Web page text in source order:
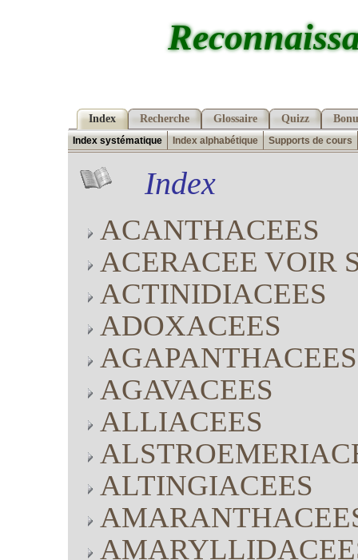
Index Recherche Glossaire Quizz
Index systématique Index alphabétique Supports de cours
Index
ACANTHACEES
ACERACEE VOIR
ACTINIDIACEES
ADOXACEES
AGAPANTHACEES
AGAVACEES
ALLIACEES
ALTINGIACEES